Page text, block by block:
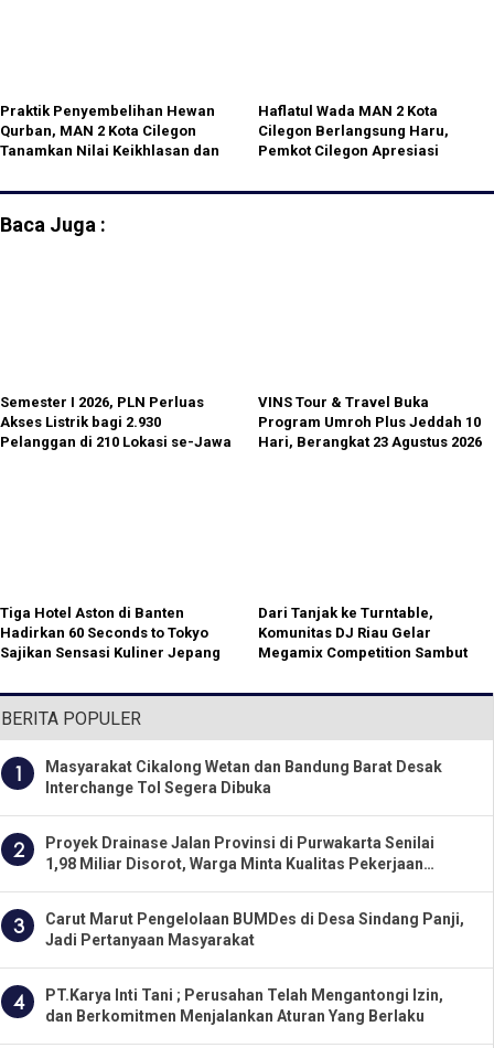
Praktik Penyembelihan Hewan
Qurban, MAN 2 Kota Cilegon
Tanamkan Nilai Keikhlasan dan
Haflatul Wada MAN 2 Kota
Cilegon Berlangsung Haru,
Pemkot Cilegon Apresiasi
Siswa
Baca Juga :
Semester I 2026, PLN Perluas
Akses Listrik bagi 2.930
Pelanggan di 210 Lokasi se-Jawa
VINS Tour & Travel Buka
Program Umroh Plus Jeddah 10
Hari, Berangkat 23 Agustus 2026
Tiga Hotel Aston di Banten
Hadirkan 60 Seconds to Tokyo
Sajikan Sensasi Kuliner Jepang
Dari Tanjak ke Turntable,
Komunitas DJ Riau Gelar
Megamix Competition Sambut
BERITA POPULER
1
Masyarakat Cikalong Wetan dan Bandung Barat Desak
Interchange Tol Segera Dibuka
2
Proyek Drainase Jalan Provinsi di Purwakarta Senilai
1,98 Miliar Disorot, Warga Minta Kualitas Pekerjaan
3
Carut Marut Pengelolaan BUMDes di Desa Sindang Panji,
Jadi Pertanyaan Masyarakat
4
PT.Karya Inti Tani ; Perusahan Telah Mengantongi Izin,
dan Berkomitmen Menjalankan Aturan Yang Berlaku